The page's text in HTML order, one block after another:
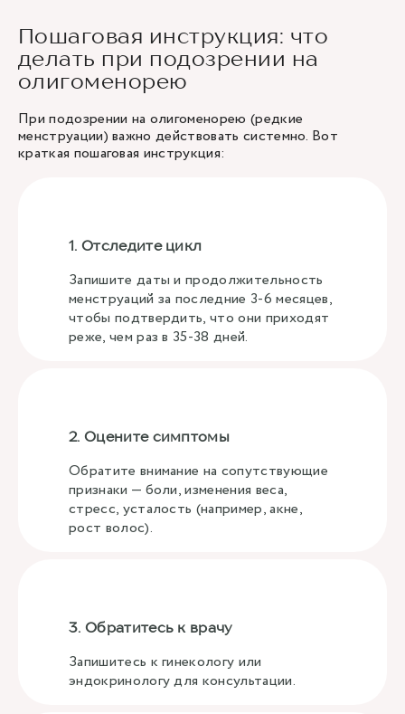
Пошаговая инструкция: что
делать при подозрении на
олигоменорею
При подозрении на олигоменорею (редкие
менструации) важно действовать системно. Вот
краткая пошаговая инструкция:
1. Отследите цикл
Запишите даты и продолжительность
менструаций за последние 3-6 месяцев,
чтобы подтвердить, что они приходят
реже, чем раз в 35-38 дней.
2. Оцените симптомы
Обратите внимание на сопутствующие
признаки — боли, изменения веса,
стресс, усталость (например, акне,
рост волос).
3. Обратитесь к врачу
Запишитесь к гинекологу или
эндокринологу для консультации.